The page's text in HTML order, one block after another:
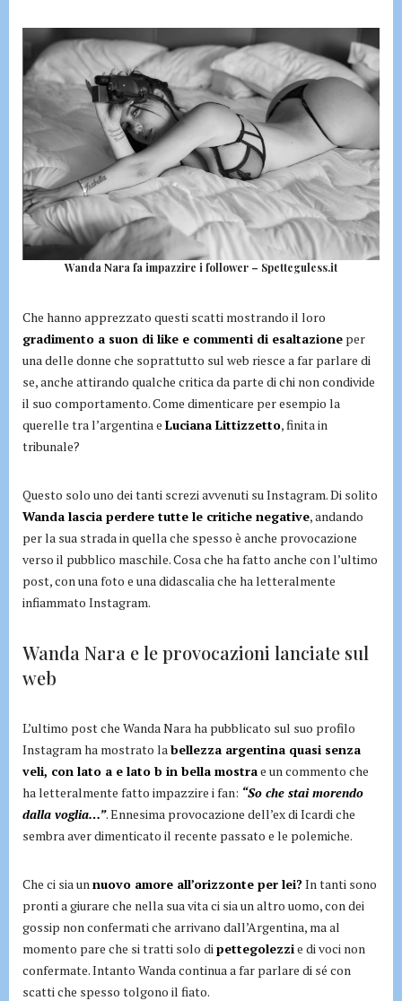
Wanda Nara fa impazzire i follower – Spetteguless.it
Che hanno apprezzato questi scatti mostrando il loro
gradimento a suon di like e commenti di esaltazione per
una delle donne che soprattutto sul web riesce a far parlare di
se, anche attirando qualche critica da parte di chi non condivide
il suo comportamento. Come dimenticare per esempio la
querelle tra l’argentina e Luciana Littizzetto, finita in
tribunale?
Questo solo uno dei tanti screzi avvenuti su Instagram. Di solito
Wanda lascia perdere tutte le critiche negative, andando
per la sua strada in quella che spesso è anche provocazione
verso il pubblico maschile. Cosa che ha fatto anche con l’ultimo
post, con una foto e una didascalia che ha letteralmente
infiammato Instagram.
Wanda Nara e le provocazioni lanciate sul
web
L’ultimo post che Wanda Nara ha pubblicato sul suo profilo
Instagram ha mostrato la bellezza argentina quasi senza
veli, con lato a e lato b in bella mostrae un commento che
ha letteralmente fatto impazzire i fan: “So che stai morendo
dalla voglia…”. Ennesima provocazione dell’ex di Icardi che
sembra aver dimenticato il recente passato e le polemiche.
Che ci sia un nuovo amore all’orizzonte per lei?In tanti sono
pronti a giurare che nella sua vita ci sia un altro uomo, con dei
gossip non confermati che arrivano dall’Argentina, ma al
momento pare che si tratti solo di pettegolezzie di voci non
confermate. Intanto Wanda continua a far parlare di sé con
scatti che spesso tolgono il fiato.